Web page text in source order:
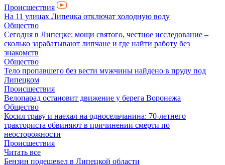
Происшествия
На 11 улицах Липецка отключат холодную воду
Общество
Сегодня в Липецке: мощи святого, честное исследование –
сколько зарабатывают липчане и где найти работу без
знакомств
Общество
Тело пропавшего без вести мужчины найдено в пруду под
Липецком
Происшествия
Велопарад остановит движение у берега Воронежа
Общество
Косил траву и наехал на односельчанина: 70-летнего
тракториста обвиняют в причинении смерти по
неосторожности
Происшествия
Читать все
Бензин подешевел в Липецкой области